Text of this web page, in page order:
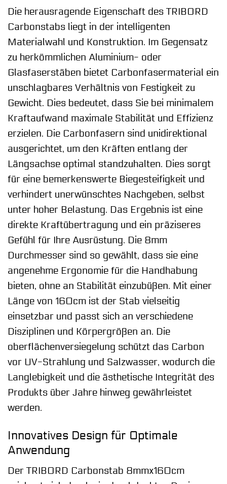
Die herausragende Eigenschaft des TRIBORD
Carbonstabs liegt in der intelligenten
Materialwahl und Konstruktion. Im Gegensatz
zu herkömmlichen Aluminium- oder
Glasfaserstäben bietet Carbonfasermaterial ein
unschlagbares Verhältnis von Festigkeit zu
Gewicht. Dies bedeutet, dass Sie bei minimalem
Kraftaufwand maximale Stabilität und Effizienz
erzielen. Die Carbonfasern sind unidirektional
ausgerichtet, um den Kräften entlang der
Längsachse optimal standzuhalten. Dies sorgt
für eine bemerkenswerte Biegesteifigkeit und
verhindert unerwünschtes Nachgeben, selbst
unter hoher Belastung. Das Ergebnis ist eine
direkte Kraftübertragung und ein präziseres
Gefühl für Ihre Ausrüstung. Die 8mm
Durchmesser sind so gewählt, dass sie eine
angenehme Ergonomie für die Handhabung
bieten, ohne an Stabilität einzubüßen. Mit einer
Länge von 160cm ist der Stab vielseitig
einsetzbar und passt sich an verschiedene
Disziplinen und Körpergrößen an. Die
oberflächenversiegelung schützt das Carbon
vor UV-Strahlung und Salzwasser, wodurch die
Langlebigkeit und die ästhetische Integrität des
Produkts über Jahre hinweg gewährleistet
werden.
Innovatives Design für Optimale
Anwendung
Der TRIBORD Carbonstab 8mmx160cm